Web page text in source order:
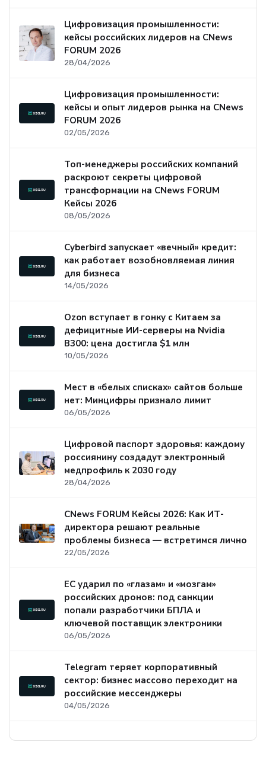
Цифровизация промышленности:
кейсы российских лидеров на CNews
FORUM 2026
28/04/2026
Цифровизация промышленности:
кейсы и опыт лидеров рынка на CNews
FORUM 2026
02/05/2026
Топ-менеджеры российских компаний
раскроют секреты цифровой
трансформации на CNews FORUM
Кейсы 2026
08/05/2026
Cyberbird запускает «вечный» кредит:
как работает возобновляемая линия
для бизнеса
14/05/2026
Ozon вступает в гонку с Китаем за
дефицитные ИИ-серверы на Nvidia
B300: цена достигла $1 млн
10/05/2026
Мест в «белых списках» сайтов больше
нет: Минцифры признало лимит
06/05/2026
Цифровой паспорт здоровья: каждому
россиянину создадут электронный
медпрофиль к 2030 году
28/04/2026
CNews FORUM Кейсы 2026: Как ИТ-
директора решают реальные
проблемы бизнеса — встретимся лично
22/05/2026
ЕС ударил по «глазам» и «мозгам»
российских дронов: под санкции
попали разработчики БПЛА и
ключевой поставщик электроники
06/05/2026
Telegram теряет корпоративный
сектор: бизнес массово переходит на
российские мессенджеры
04/05/2026